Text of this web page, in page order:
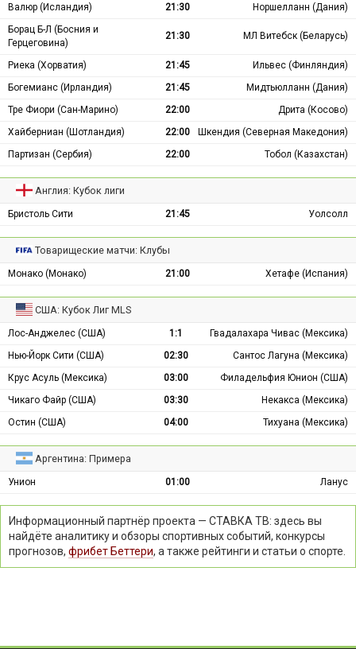
Валюр (Исландия)
21:30
Норшелланн (Дания)
Борац Б-Л (Босния и
Герцеговина)
21:30 МЛ Витебск (Беларусь)
Риека (Хорватия) 21:45
Ильвес (Финляндия)
Богемианс (Ирландия)
21:45
Мидтьюлланн (Дания)
Тре Фиори (Сан-Марино)
22:00
Дрита (Косово)
Хайберниан (Шотландия)
22:00
Шкендия (Северная Македония)
Партизан (Сербия)
22:00 Тобол (Казахстан)
Англия: Кубок лиги
Бристоль Сити 21:45 Уолсолл
Товарищеские матчи: Клубы
Монако (Монако) 21:00 Хетафе (Испания)
США: Кубок Лиг MLS
Лос-Анджелес (США) 1:1
Гвадалахара Чивас (Мексика)
Нью-Йорк Сити (США)
02:30
Сантос Лагуна (Мексика)
Крус Асуль (Мексика)
03:00
Филадельфия Юнион (США)
Чикаго Файр (США)
03:30
Некакса (Мексика)
Остин (США)
04:00 Тихуана (Мексика)
Аргентина: Примера
Унион 01:00 Ланус
Информационный партнёр проекта — СТАВКА ТВ: здесь вы
найдёте аналитику и обзоры спортивных событий, конкурсы
прогнозов, фрибет Беттери, а также рейтинги и статьи о спорте.